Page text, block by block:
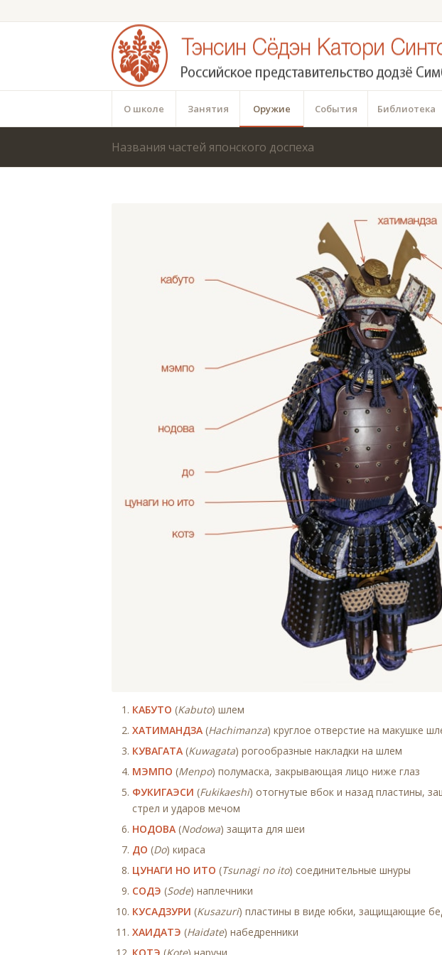
О школе Занятия Оружие События Библиотека
Названия частей японского доспеха
КАБУТО (Kabuto) шлем
ХАТИМАНДЗА (Hachimanza) круглое отверстие на макушке
КУВАГАТА (Kuwagata) рогообразные накладки на шлем
МЭМПО (Menpo) полумаска, закрывающая лицо ниже глаз
ФУКИГАЭСИ (Fukikaeshi) отогнутые вбок и назад пластины,
стрел и ударов мечом
НОДОВА (Nodowa) защита для шеи
ДО (Do) кираса
ЦУНАГИ НО ИТО (Tsunagi no ito) соединительные шнуры
СОДЭ (Sode) наплечники
КУСАДЗУРИ (Kusazuri) пластины в виде юбки, защищающие
ХАИДАТЭ (Haidate) набедренники